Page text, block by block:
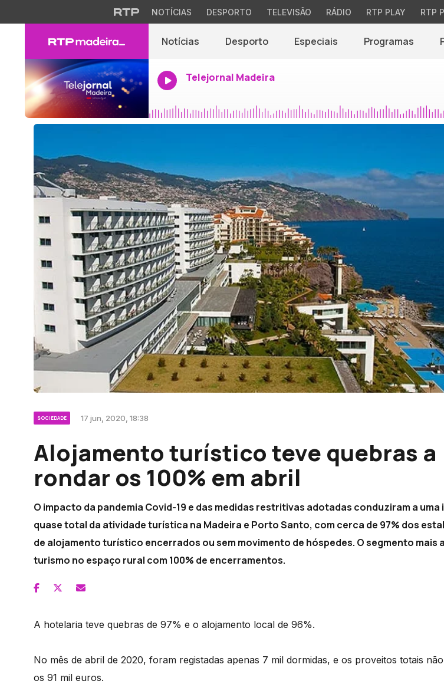
NOTÍCIAS DESPORTO TELEVISÃO RÁDIO RTP PLAY RTP
Notícias Desporto Especiais Programas
Telejornal Madeira
SOCIEDADE 17 jun, 2020, 18:38
Alojamento turístico teve quebras a
rondar os 100% em abril
O impacto da pandemia Covid-19 e das medidas restritivas adotadas conduziram a
quase total da atividade turística na Madeira e Porto Santo, com cerca de 97% dos
de alojamento turístico encerrados ou sem movimento de hóspedes. O segmento mais
turismo no espaço rural com 100% de encerramentos.
A hotelaria teve quebras de 97% e o alojamento local de 96%.
No mês de abril de 2020, foram registadas apenas 7 mil dormidas, e os proveitos totais
os 91 mil euros.